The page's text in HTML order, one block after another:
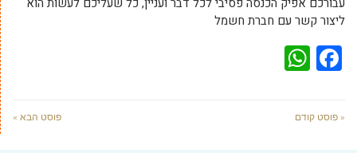
ליצור קשר עם חברת חשמל
Facebook
« פוסט קודם פוסט הבא »